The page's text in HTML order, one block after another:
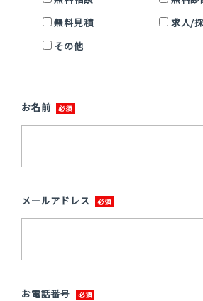
無料見積
求人/
その他
お名前
メールアドレス
お電話番号